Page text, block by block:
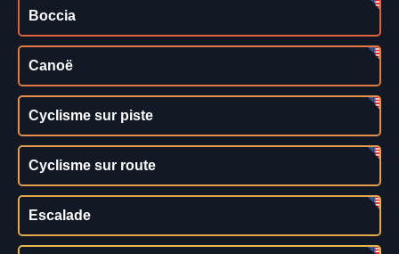
Boccia
Canoë
Cyclisme sur piste
Cyclisme sur route
Escalade